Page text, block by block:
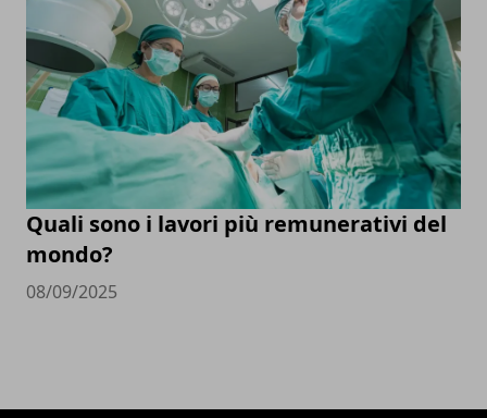
Quali sono i lavori più remunerativi del
mondo?
08/09/2025